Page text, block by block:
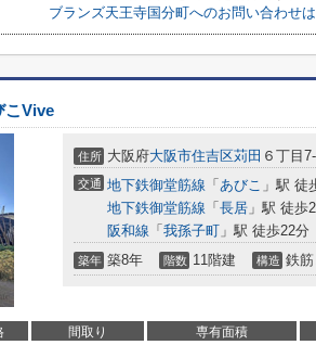
ブランズ天王寺国分町へのお問い合わせ
こVive
住所 大阪府大阪市住吉区苅田 ６丁目
交通 地下鉄御堂筋線 「 あびこ 」駅 徒
地下鉄御堂筋線 「 長居 」駅 徒歩
阪和線 「 我孫子町 」駅 徒歩22分
築年 築8年 階数 11階建 構造 鉄
間取り 専有面積